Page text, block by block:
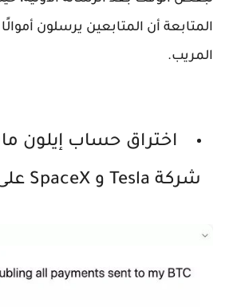
المتابعة أن المتابعين يرسلون أموالًا
المريب.
اختراق حساب
شركة Tesla و SpaceX على Twitter